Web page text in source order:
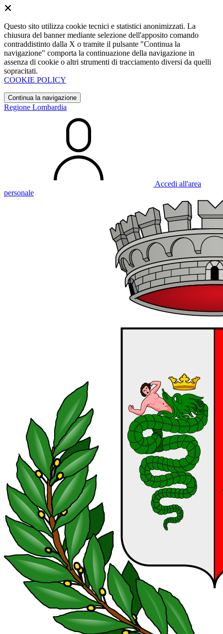
Questo sito utilizza cookie tecnici e statistici anonimizzati. La
chiusura del banner mediante selezione dell'apposito comando
contraddistinto dalla X o tramite il pulsante "Continua la
navigazione" comporta la continuazione della navigazione in
assenza di cookie o altri strumenti di tracciamento diversi da quelli
sopracitati.
COOKIE POLICY
Continua la navigazione
Regione Lombardia
Accedi all'area
personale